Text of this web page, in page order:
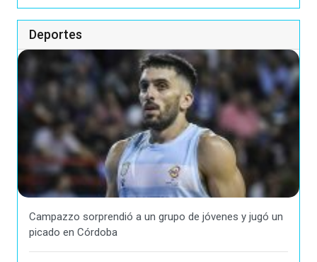
Deportes
Campazzo sorprendió a un grupo de jóvenes y jugó un
picado en Córdoba